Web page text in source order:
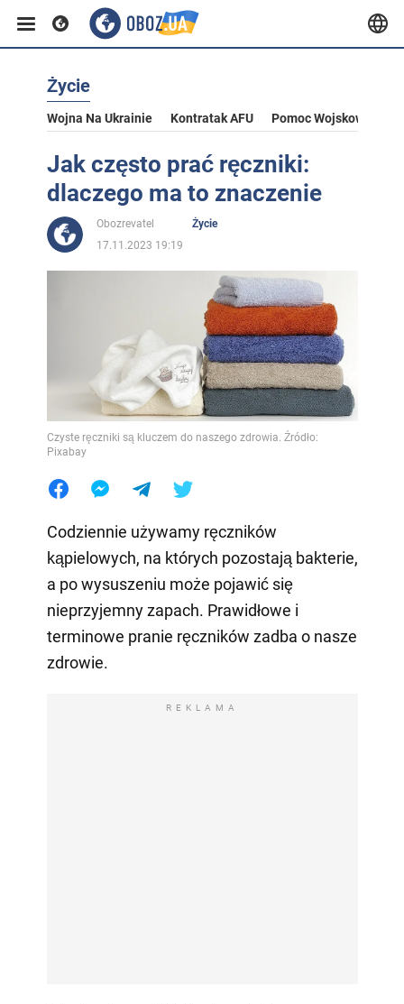
Życie
Wojna Na Ukrainie Kontratak AFU Pomoc Wojskowa Dla
Jak często prać ręczniki:
dlaczego ma to znaczenie
Obozrevatel
Życie
17.11.2023 19:19
Czyste ręczniki są kluczem do naszego zdrowia. Źródło:
Pixabay
Codziennie używamy ręczników
kąpielowych, na których pozostają bakterie,
a po wysuszeniu może pojawić się
nieprzyjemny zapach. Prawidłowe i
terminowe pranie ręczników zadba o nasze
zdrowie.
REKLAMA